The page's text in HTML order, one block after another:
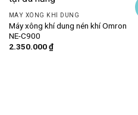
MÁY XÔNG KHÍ DUNG
Máy xông khí dung nén khí Omron
NE-C900
2.350.000₫